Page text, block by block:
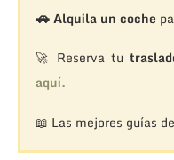
🚗Alquila un coche
🚀 Reserva tu
aquí.
📖 Las mejores guías